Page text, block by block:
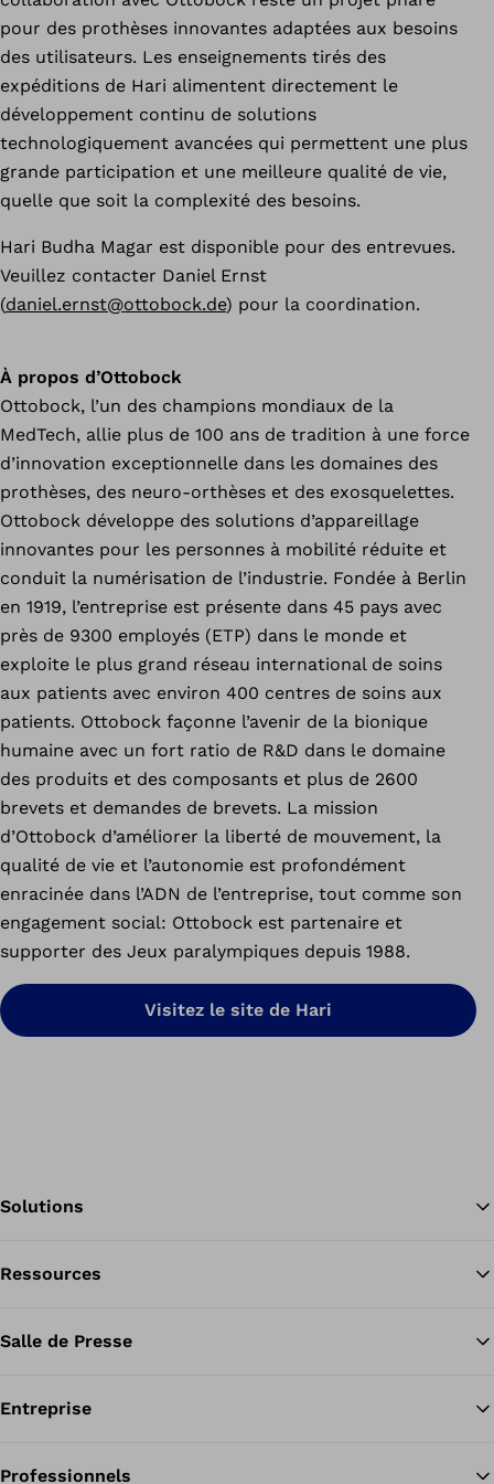
pour des prothèses innovantes adaptées aux besoins
des utilisateurs. Les enseignements tirés des
expéditions de Hari alimentent directement le
développement continu de solutions
technologiquement avancées qui permettent une plus
grande participation et une meilleure qualité de vie,
quelle que soit la complexité des besoins.
Hari Budha Magar est disponible pour des entrevues.
Veuillez contacter Daniel Ernst
(daniel.ernst@ottobock.de) pour la coordination.
À propos d’Ottobock
Ottobock, l’un des champions mondiaux de la
MedTech, allie plus de 100 ans de tradition à une force
d’innovation exceptionnelle dans les domaines des
prothèses, des neuro-orthèses et des exosquelettes.
Ottobock développe des solutions d’appareillage
innovantes pour les personnes à mobilité réduite et
conduit la numérisation de l’industrie. Fondée à Berlin
en 1919, l’entreprise est présente dans 45 pays avec
près de 9300 employés (ETP) dans le monde et
exploite le plus grand réseau international de soins
aux patients avec environ 400 centres de soins aux
patients. Ottobock façonne l’avenir de la bionique
humaine avec un fort ratio de R&D dans le domaine
des produits et des composants et plus de 2600
brevets et demandes de brevets. La mission
d’Ottobock d’améliorer la liberté de mouvement, la
qualité de vie et l’autonomie est profondément
enracinée dans l’ADN de l’entreprise, tout comme son
engagement social: Ottobock est partenaire et
supporter des Jeux paralympiques depuis 1988.
Visitez le site de Hari
Solutions
Ressources
Salle de Presse
Entreprise
Professionnels